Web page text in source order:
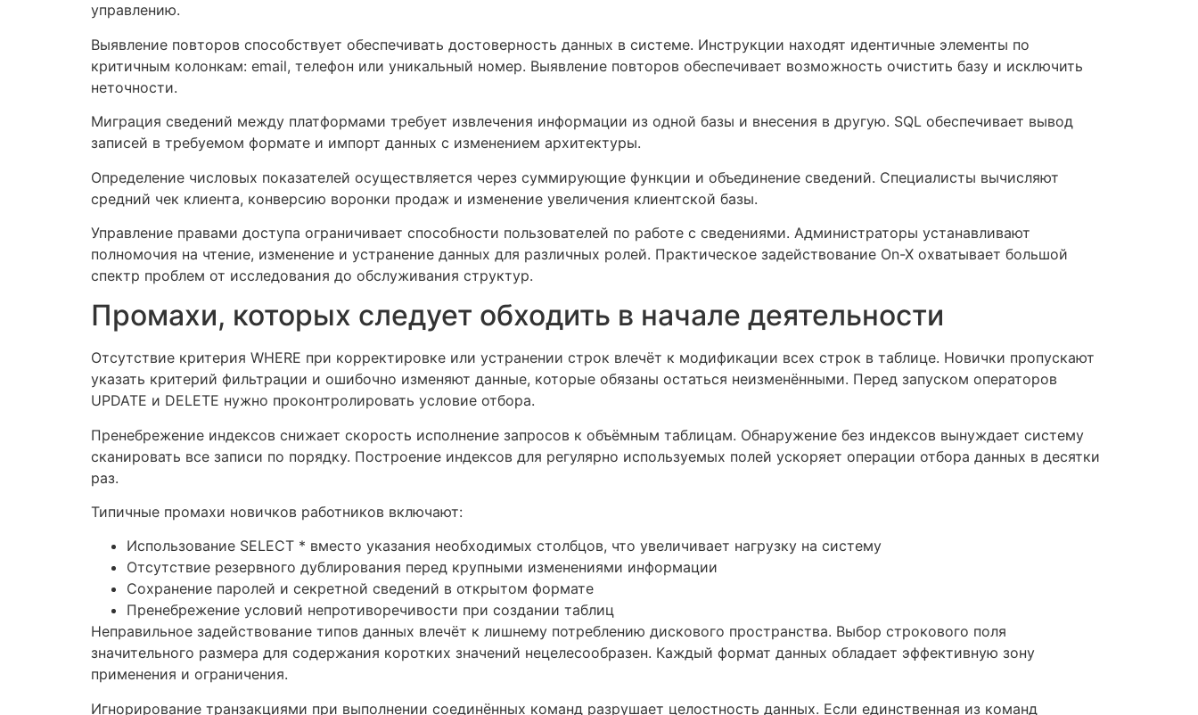
управлению.
Выявление повторов способствует обеспечивать достоверность данных в системе. Инструкции находят идентичные элементы по
критичным колонкам: email, телефон или уникальный номер. Выявление повторов обеспечивает возможность очистить базу и исключить
неточности.
Миграция сведений между платформами требует извлечения информации из одной базы и внесения в другую. SQL обеспечивает вывод
записей в требуемом формате и импорт данных с изменением архитектуры.
Определение числовых показателей осуществляется через суммирующие функции и объединение сведений. Специалисты вычисляют
средний чек клиента, конверсию воронки продаж и изменение увеличения клиентской базы.
Управление правами доступа ограничивает способности пользователей по работе с сведениями. Администраторы устанавливают
полномочия на чтение, изменение и устранение данных для различных ролей. Практическое задействование On-X охватывает большой
спектр проблем от исследования до обслуживания структур.
Промахи, которых следует обходить в начале деятельности
Отсутствие критерия WHERE при корректировке или устранении строк влечёт к модификации всех строк в таблице. Новички пропускают
указать критерий фильтрации и ошибочно изменяют данные, которые обязаны остаться неизменёнными. Перед запуском операторов
UPDATE и DELETE нужно проконтролировать условие отбора.
Пренебрежение индексов снижает скорость исполнение запросов к объёмным таблицам. Обнаружение без индексов вынуждает систему
сканировать все записи по порядку. Построение индексов для регулярно используемых полей ускоряет операции отбора данных в десятки
раз.
Типичные промахи новичков работников включают:
Использование SELECT * вместо указания необходимых столбцов, что увеличивает нагрузку на систему
Отсутствие резервного дублирования перед крупными изменениями информации
Сохранение паролей и секретной сведений в открытом формате
Пренебрежение условий непротиворечивости при создании таблиц
Неправильное задействование типов данных влечёт к лишнему потреблению дискового пространства. Выбор строкового поля
значительного размера для содержания коротких значений нецелесообразен. Каждый формат данных обладает эффективную зону
применения и ограничения.
Игнорирование транзакциями при выполнении соединённых команд разрушает целостность данных. Если единственная из команд